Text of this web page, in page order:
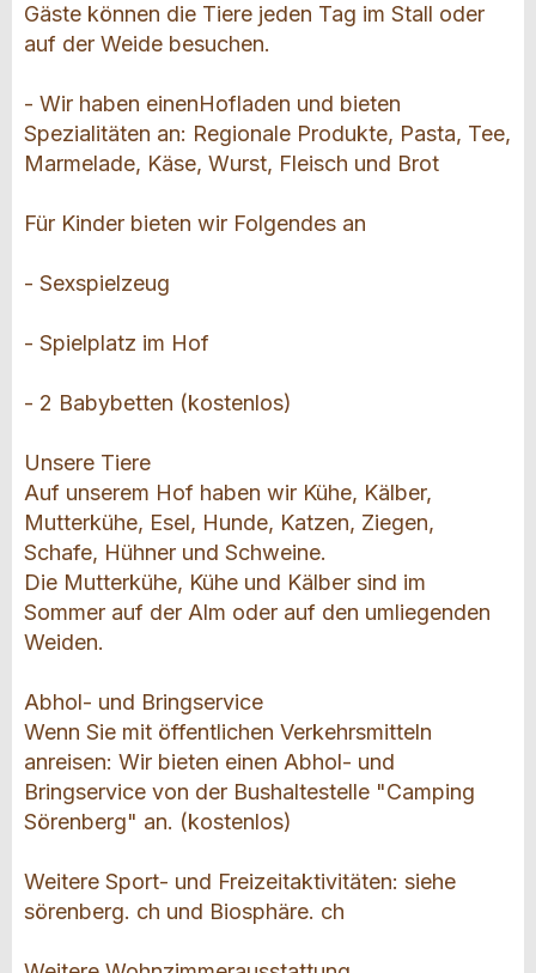
Gäste können die Tiere jeden Tag im Stall oder
auf der Weide besuchen.
- Wir haben einenHofladen und bieten
Spezialitäten an: Regionale Produkte, Pasta, Tee,
Marmelade, Käse, Wurst, Fleisch und Brot
Für Kinder bieten wir Folgendes an
- Sexspielzeug
- Spielplatz im Hof
- 2 Babybetten (kostenlos)
Unsere Tiere
Auf unserem Hof haben wir Kühe, Kälber,
Mutterkühe, Esel, Hunde, Katzen, Ziegen,
Schafe, Hühner und Schweine.
Die Mutterkühe, Kühe und Kälber sind im
Sommer auf der Alm oder auf den umliegenden
Weiden.
Abhol- und Bringservice
Wenn Sie mit öffentlichen Verkehrsmitteln
anreisen: Wir bieten einen Abhol- und
Bringservice von der Bushaltestelle "Camping
Sörenberg" an. (kostenlos)
Weitere Sport- und Freizeitaktivitäten: siehe
sörenberg. ch und Biosphäre. ch